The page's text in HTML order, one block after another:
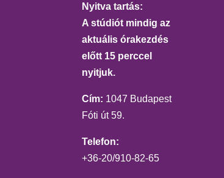
Nyitva tartás:
A stúdiót mindig az
aktuális órakezdés
előtt 15 perccel
nyitjuk.
Cím: 1047 Budapest
Fóti út 59.
Telefon:
+36-20/910-82-65